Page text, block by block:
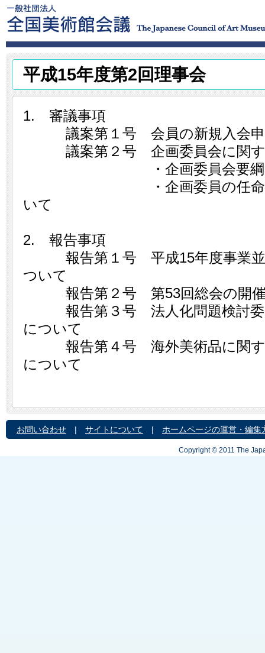
平成15年度第2回理事会
1. 審議事項
議案第１号 会員の新規入会申
議案第２号 企画委員会に関す
・企画委員会要綱の一
・企画委員の任命と研
いて
2. 報告事項
報告第１号 平成15年度事業並
ついて
報告第２号 第53回総会の開催
報告第３号 法人化問題検討委
について
報告第４号 海外美術品に関す
について
お問い合わせ | サイトについて | ホームページの運営・編集
Copyright © 2011 The